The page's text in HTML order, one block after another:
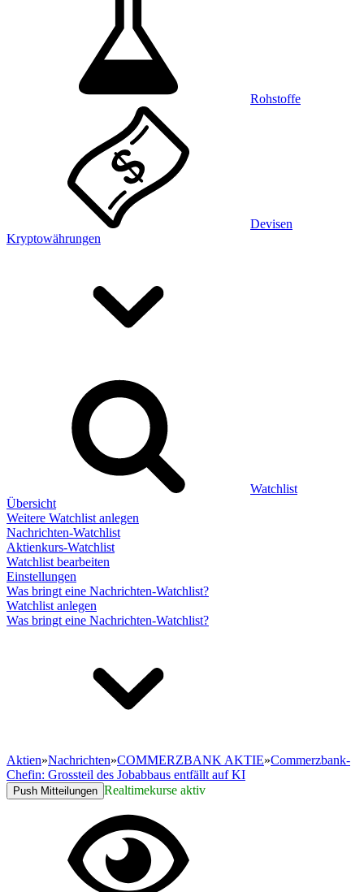
Rohstoffe
Devisen
Kryptowährungen
Watchlist
Übersicht
Weitere Watchlist anlegen
Nachrichten-Watchlist
Aktienkurs-Watchlist
Watchlist bearbeiten
Einstellungen
Was bringt eine Nachrichten-Watchlist?
Watchlist anlegen
Was bringt eine Nachrichten-Watchlist?
Aktien»Nachrichten»COMMERZBANK AKTIE»Commerzbank-
Chefin: Grossteil des Jobabbaus entfällt auf KI
Push Mitteilungen Realtimekurse aktiv